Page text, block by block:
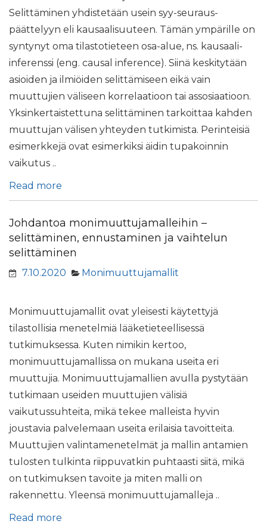
Selittäminen yhdistetään usein syy-seuraus-
päättelyyn eli kausaalisuuteen. Tämän ympärille on
syntynyt oma tilastotieteen osa-alue, ns. kausaali-
inferenssi (eng. causal inference). Siinä keskitytään
asioiden ja ilmiöiden selittämiseen eikä vain
muuttujien väliseen korrelaatioon tai assosiaatioon.
Yksinkertaistettuna selittäminen tarkoittaa kahden
muuttujan välisen yhteyden tutkimista. Perinteisiä
esimerkkejä ovat esimerkiksi äidin tupakoinnin
vaikutus ..
Read more
Johdantoa monimuuttujamalleihin –
selittäminen, ennustaminen ja vaihtelun
selittäminen
7.10.2020 Monimuuttujamallit
Monimuuttujamallit ovat yleisesti käytettyjä
tilastollisia menetelmiä lääketieteellisessä
tutkimuksessa. Kuten nimikin kertoo,
monimuuttujamallissa on mukana useita eri
muuttujia. Monimuuttujamallien avulla pystytään
tutkimaan useiden muuttujien välisiä
vaikutussuhteita, mikä tekee malleista hyvin
joustavia palvelemaan useita erilaisia tavoitteita.
Muuttujien valintamenetelmät ja mallin antamien
tulosten tulkinta riippuvatkin puhtaasti siitä, mikä
on tutkimuksen tavoite ja miten malli on
rakennettu. Yleensä monimuuttujamalleja ..
Read more